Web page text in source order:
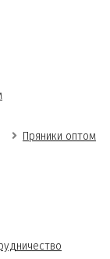
Пряники оптом